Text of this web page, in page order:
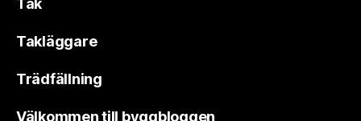
Tak
Takläggare
Trädfällning
Välkommen till byggbloggen